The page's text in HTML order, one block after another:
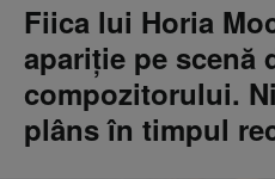
Fiica lui Horia
apariție pe scenă
compozitorului.
plâns în timpul